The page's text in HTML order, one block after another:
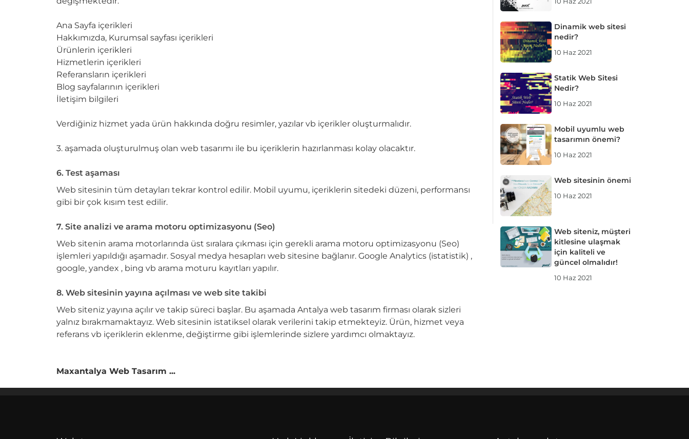
Ana Sayfa içerikleri
Hakkımızda, Kurumsal sayfası içerikleri
Ürünlerin içerikleri
Hizmetlerin içerikleri
Referansların içerikleri
Blog sayfalarının içerikleri
İletişim bilgileri
Verdiğiniz hizmet yada ürün hakkında doğru resimler, yazılar vb içerikler oluşturmalıdır.
3. aşamada oluşturulmuş olan web tasarımı ile bu içeriklerin hazırlanması kolay olacaktır.
6. Test aşaması
Web sitesinin tüm detayları tekrar kontrol edilir. Mobil uyumu, içeriklerin sitedeki düzeni, performansı
gibi bir çok kısım test edilir.
7. Site analizi ve arama motoru optimizasyonu (Seo)
Web sitenin arama motorlarında üst sıralara çıkması için gerekli arama motoru optimizasyonu (Seo)
işlemleri yapıldığı aşamadır. Sosyal medya hesapları web sitesine bağlanır. Google Analytics (istatistik) ,
google, yandex , bing vb arama moturu kayıtları yapılır.
8. Web sitesinin yayına açılması ve web site takibi
Web siteniz yayına açılır ve takip süreci başlar. Bu aşamada Antalya web tasarım firması olarak sizleri
yalnız bırakmamaktayız. Web sitesinin istatiksel olarak verilerini takip etmekteyiz. Ürün, hizmet veya
referans vb içeriklerin eklenme, değiştirme gibi işlemlerinde sizlere yardımcı olmaktayız.
Maxantalya Web Tasarım ...
Dinamik web sitesi
nedir?
10 Haz 2021
Statik Web Sitesi
Nedir?
10 Haz 2021
Mobil uyumlu web
tasarımın önemi?
10 Haz 2021
Web sitesinin önemi
10 Haz 2021
Web siteniz, müşteri
kitlesine ulaşmak
için kaliteli ve
güncel olmalıdır!
10 Haz 2021